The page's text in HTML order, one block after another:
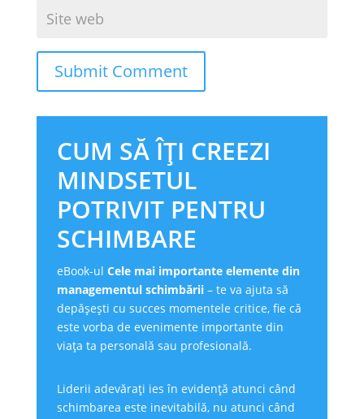
Submit Comment
CUM SĂ ÎȚI CREEZI
MINDSETUL
POTRIVIT PENTRU
SCHIMBARE
eBook-ul Cele mai importante elemente din
managementul schimbării– te va ajuta să
depășești cu succes momentele critice, fie că
este vorba de evenimente importante din
viața ta personală sau profesională.
Liderii adevărați ies în evidență atunci când
schimbarea este inevitabilă, nu atunci când